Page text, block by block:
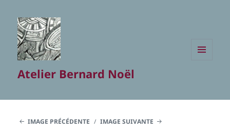
Atelier Bernard Noël
IMAGE PRÉCÉDENTE IMAGE SUIVANTE